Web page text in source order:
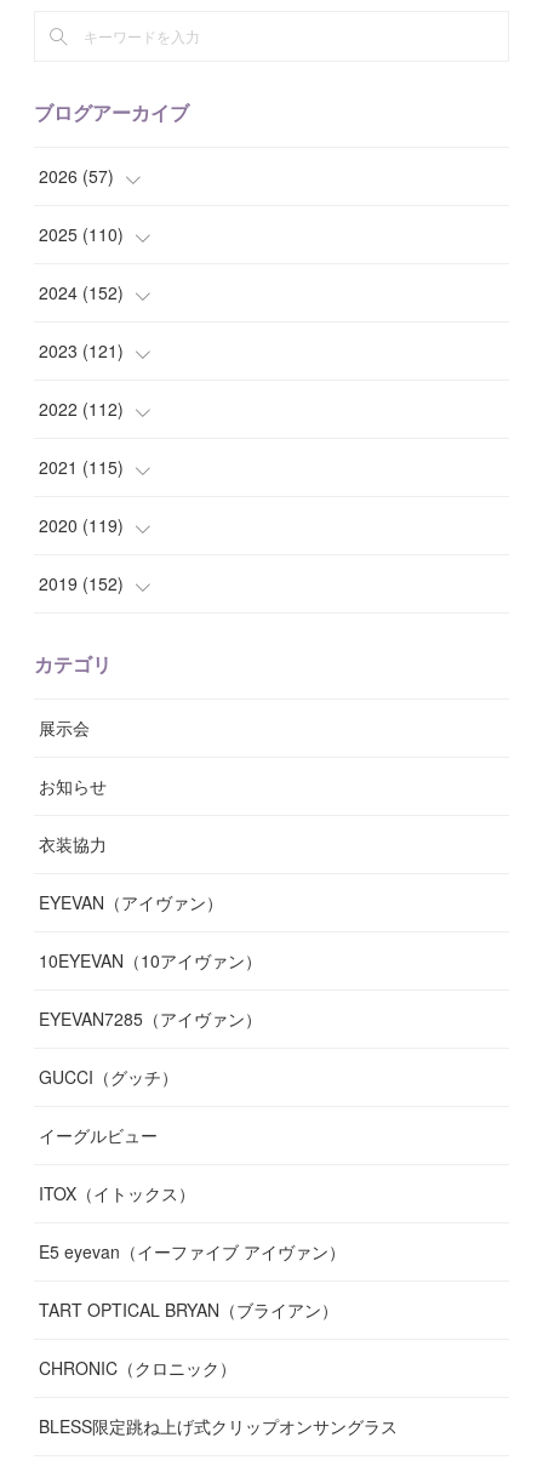
ブログアーカイブ
2026 (57)
( 1)
(10)
(9)
( 7)
( 8 )
2025 (110)
(10)
(7)
( 8)
( 7 )
( 10)
9
(14
(8
(9
2024 (152)
(14)
( 15)
( 11)
( 10)
( 11)
(14
(19
(12)
(10)
2023 (121)
( 12)
( 8)
( 8)
( 6)
(12
(10
(17)
(11)
(10)
2022 (112)
( 10)
( 7)
(8)
(9
(7
(7
(10)
(11)
12)
2021 (115)
( 14)
(13)
(3
( 7
(13)
(11)
(13)
7)
(12)
2020 (119)
(7)
(
( 5
(8)
(12)
11)
(13)
(13)
2019 (152)
(10 )
(10)
13)
(16)
(14)
(17)
カテゴリ
展示会
お知らせ
衣装協力
EYEVAN（アイヴァン）
10EYEVAN（10アイヴァン）
EYEVAN7285（アイヴァン）
GUCCI（グッチ）
イーグルビュー
ITOX（イトックス）
E5 eyevan（イーファイブ アイヴァン）
TART OPTICAL BRYAN（ブライアン）
CHRONIC（クロニック）
BLESS限定跳ね上げ式クリップオンサングラス